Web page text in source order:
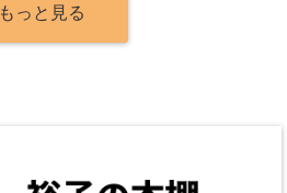
もっと見る